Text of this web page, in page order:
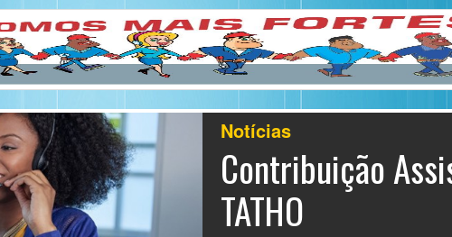
Notícias
Contribuição
TATHO